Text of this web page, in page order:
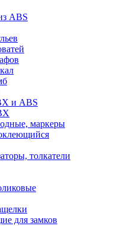
ABS
и ABS
маркеры
толкатели
для замков